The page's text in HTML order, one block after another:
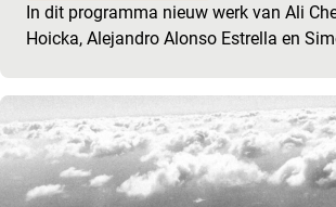
In dit programma nieuw werk van Ali
Hoicka, Alejandro Alonso Estrella en